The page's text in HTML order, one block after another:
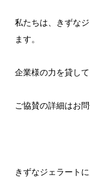
私たちは、きずな
ます。
企業様の力を貸し
ご協賛の詳細はお問
きずなジェラート